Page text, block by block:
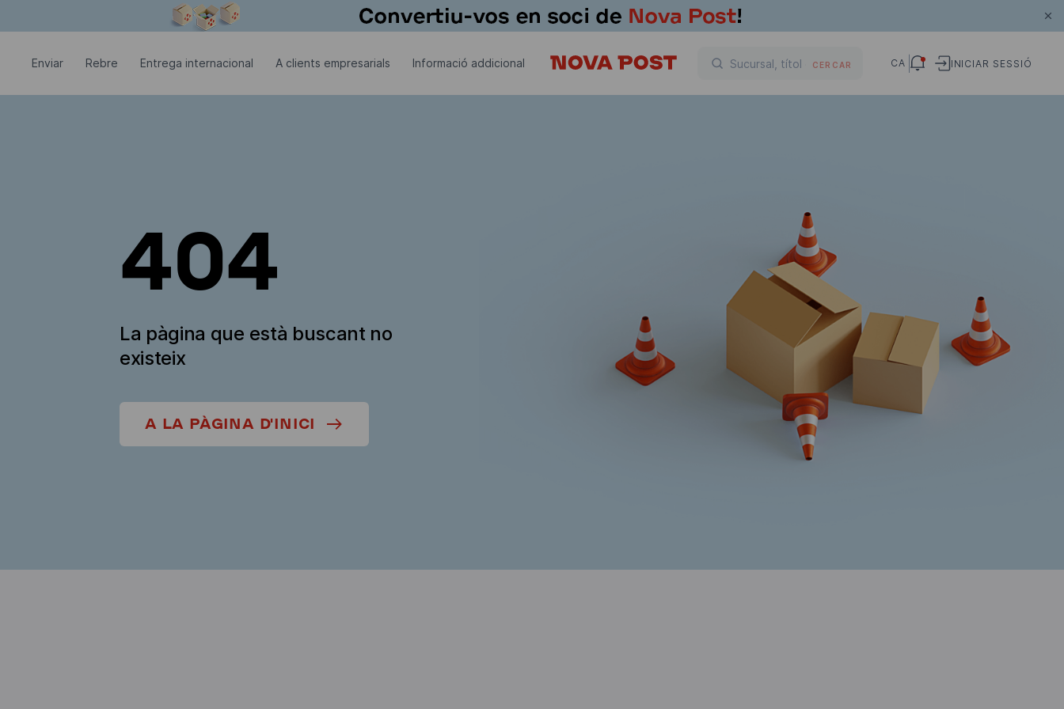
Enviar Rebre Entrega internacional A clients empresarials Informació addicional CERCAR CA INICIAR SESSIÓ
404
La pàgina que està buscant no
existeix
A LA PÀGINA D'INICI
La finestra modal està oberta